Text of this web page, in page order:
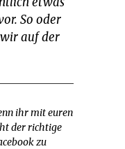
So oder
wir auf der
ihr mit euren
der richtige
zu